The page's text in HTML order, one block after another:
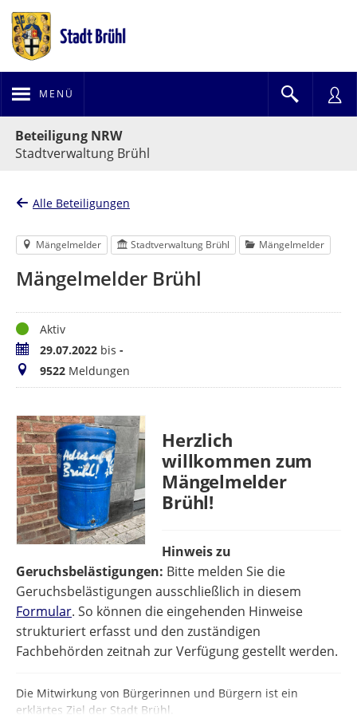
MENÜ
Beteiligung NRW
Stadtverwaltung Brühl
Alle Beteiligungen
Mängelmelder Stadtverwaltung Brühl Mängelmelder
Mängelmelder Brühl
StatusAktiv
Zeitraum29.07.2022 bis -
Meldungen
9522 Meldungen
Herzlich
willkommen zum
Mängelmelder
Brühl!
Hinweis zu
Geruchsbelästigungen: Bitte melden Sie die
Geruchsbelästigungen ausschließlich in diesem
Formular. So können die eingehenden Hinweise
strukturiert erfasst und den zuständigen
Fachbehörden zeitnah zur Verfügung gestellt werden.
Die Mitwirkung von Bürgerinnen und Bürgern ist ein
erklärtes Ziel der Stadt Brühl.